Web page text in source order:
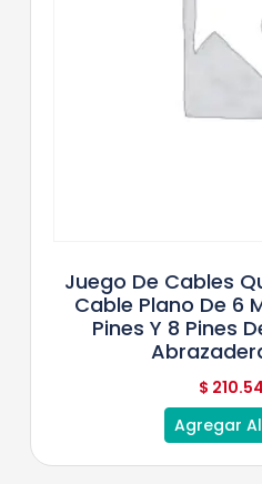
Juego De Cables
Cable Plano De 6
Pines Y 8 Pines
$
Agregar